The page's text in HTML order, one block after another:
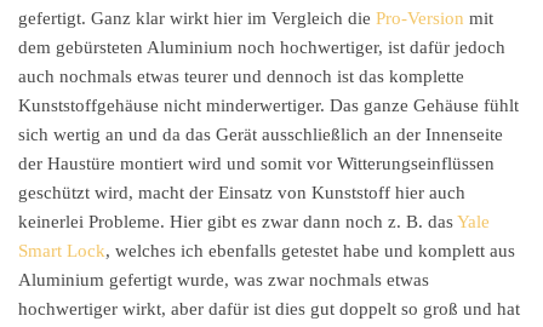
gefertigt. Ganz klar wirkt hier im Vergleich die Pro-Version mit
dem gebürsteten Aluminium noch hochwertiger, ist dafür jedoch
auch nochmals etwas teurer und dennoch ist das komplette
Kunststoffgehäuse nicht minderwertiger. Das ganze Gehäuse fühlt
sich wertig an und da das Gerät ausschließlich an der Innenseite
der Haustüre montiert wird und somit vor Witterungseinflüssen
geschützt wird, macht der Einsatz von Kunststoff hier auch
keinerlei Probleme. Hier gibt es zwar dann noch z. B. dasYale
Smart Lock, welches ich ebenfalls getestet habe und komplett aus
Aluminium gefertigt wurde, was zwar nochmals etwas
hochwertiger wirkt, aber dafür ist dies gut doppelt so groß und hat